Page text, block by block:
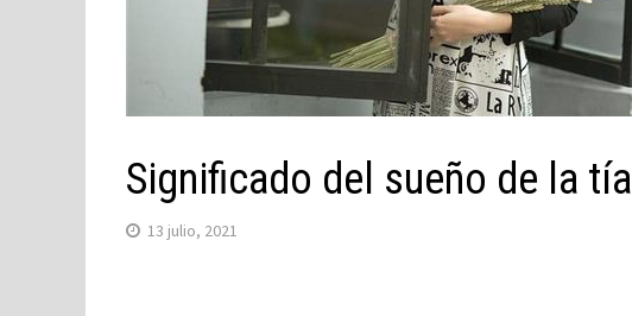
Significado del sueño de la tía
13 julio, 2021